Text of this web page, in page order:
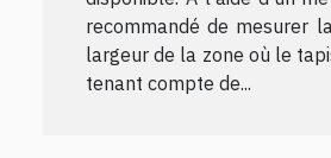
recommandé de mesurer
largeur de la zone où le
tenant compte de...